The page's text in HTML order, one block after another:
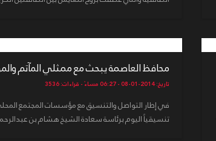
محافظ العاصمة يبحث مع ممثلي المآتم
تاريخ: 2014-01-08 - 06:27 مساءً - قراءات: 3536
في إطار التواصل والتنسيق مع مؤسسات المجتمع
تنسيقياً اليوم برئاسة سعادة الشيخ هشام بن